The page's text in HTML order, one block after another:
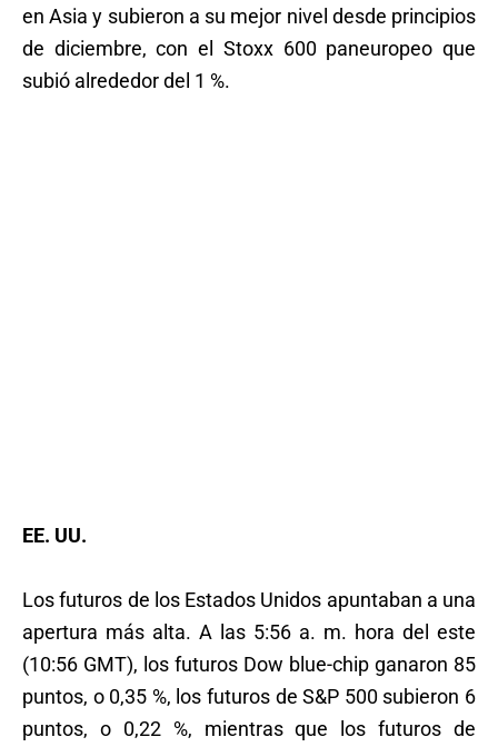
en Asia y subieron a su mejor nivel desde principios
de diciembre, con el Stoxx 600 paneuropeo que
subió alrededor del 1 %.
EE. UU.
Los futuros de los Estados Unidos apuntaban a una
apertura más alta. A las 5:56 a. m. hora del este
(10:56 GMT), los futuros Dow blue-chip ganaron 85
puntos, o 0,35 %, los futuros de S&P 500 subieron 6
puntos, o 0,22 %, mientras que los futuros de